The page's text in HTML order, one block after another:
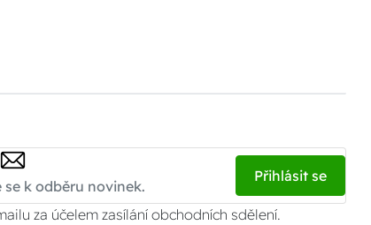
Přihlásit se
za účelem zasílání obchodních sdělení.